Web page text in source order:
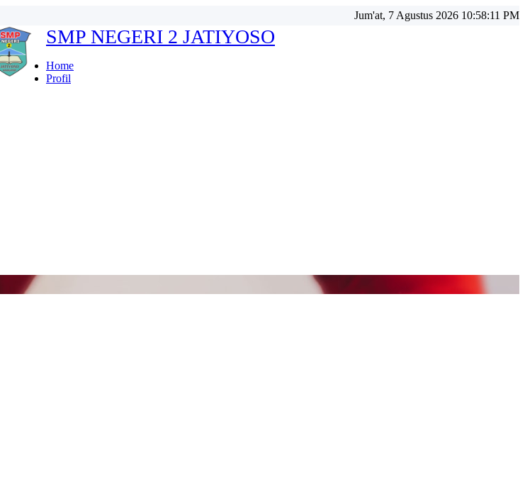
Jum'at, 7 Agustus 2026 10:58:13 PM
SMP NEGERI 2 JATIYOSO
Home
Profil